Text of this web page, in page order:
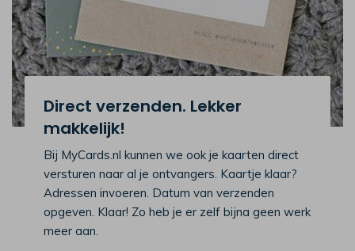
Direct verzenden. Lekker
makkelijk!
Bij MyCards.nl kunnen we ook je kaarten direct
versturen naar al je ontvangers. Kaartje klaar?
Adressen invoeren. Datum van verzenden
opgeven. Klaar! Zo heb je er zelf bijna geen werk
meer aan.